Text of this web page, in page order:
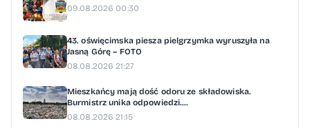
09.08.2026 00:30
43. oświęcimska piesza pielgrzymka wyruszyła na
Jasną Górę – FOTO
08.08.2026 21:27
Mieszkańcy mają dość odoru ze składowiska.
Burmistrz unika odpowiedzi....
08.08.2026 21:15